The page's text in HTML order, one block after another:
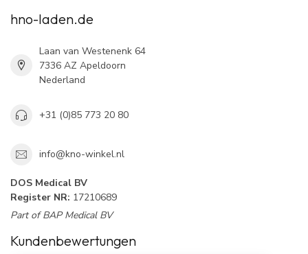
hno-laden.de
Laan van Westenenk 64
7336 AZ Apeldoorn
Nederland
+31 (0)85 773 20 80
info@kno-winkel.nl
DOS Medical BV
Register NR: 17210689
Part of BAP Medical BV
Kundenbewertungen